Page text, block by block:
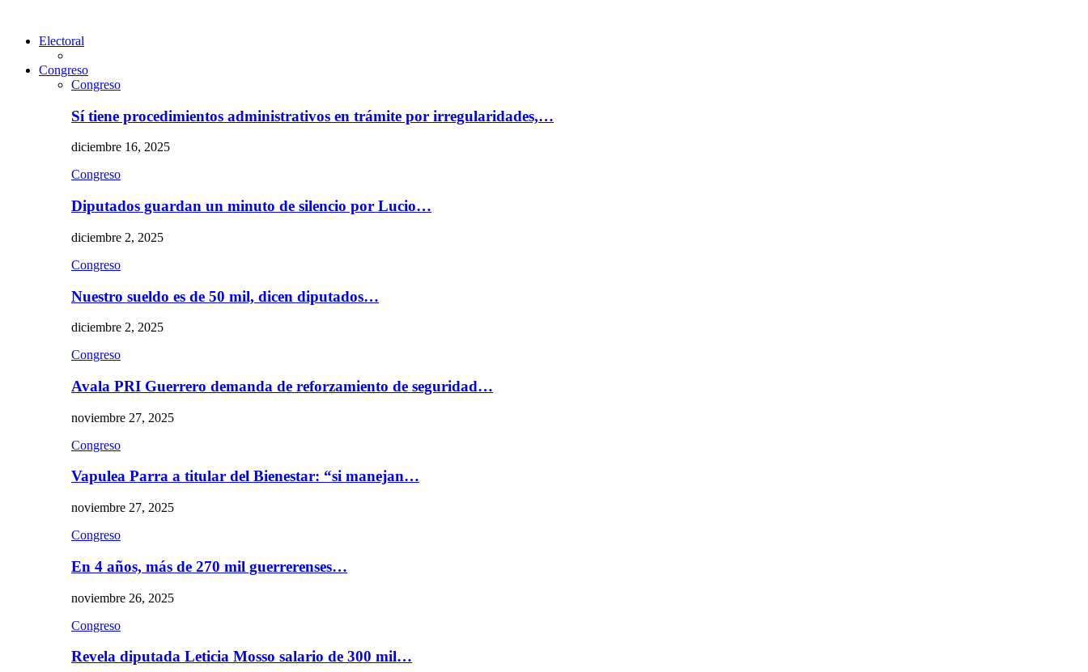
Electoral
Congreso
Congreso
Sí tiene procedimientos administrativos en trámite por irregularidades,…
diciembre 16, 2025
Congreso
Diputados guardan un minuto de silencio por Lucio…
diciembre 2, 2025
Congreso
Nuestro sueldo es de 50 mil, dicen diputados…
diciembre 2, 2025
Congreso
Avala PRI Guerrero demanda de reforzamiento de seguridad…
noviembre 27, 2025
Congreso
Vapulea Parra a titular del Bienestar: “si manejan…
noviembre 27, 2025
Congreso
En 4 años, más de 270 mil guerrerenses…
noviembre 26, 2025
Congreso
Revela diputada Leticia Mosso salario de 300 mil…